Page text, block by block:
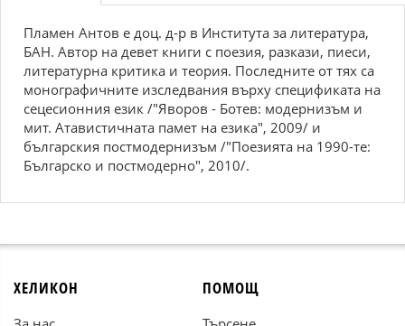
Пламен Антов е доц. д-р в Института за литература,
БАН. Автор на девет книги с поезия, разкази, пиеси,
литературна критика и теория. Последните от тях са
монографичните изследвания върху спецификата на
сецесионния език /"Яворов - Ботев: модернизъм и
мит. Атавистичната памет на езика", 2009/ и
българския постмодернизъм /"Поезията на 1990-те:
Българско и постмодерно", 2010/.
ХЕЛИКОН ПОМОЩ